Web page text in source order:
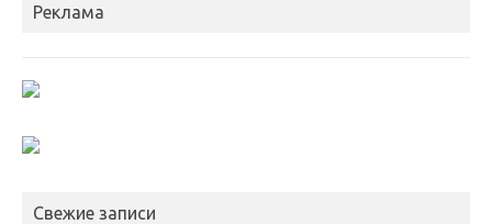
Реклама
Свежие записи